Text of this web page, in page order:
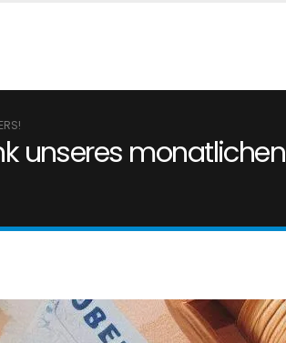
unseres monatlichen